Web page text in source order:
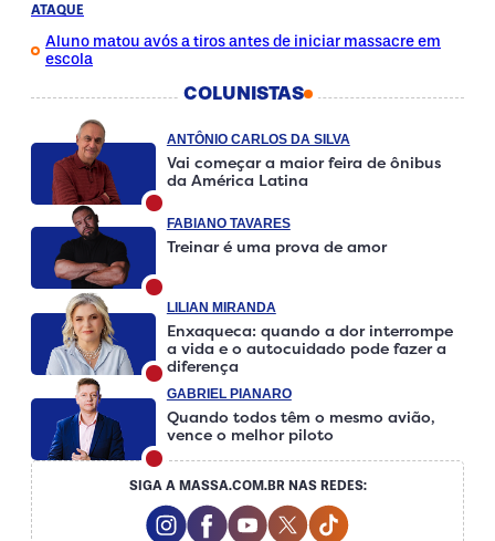
ATAQUE
Aluno matou avós a tiros antes de iniciar massacre em
escola
COLUNISTAS
ANTÔNIO CARLOS DA SILVA
Vai começar a maior feira de ônibus
da América Latina
FABIANO TAVARES
Treinar é uma prova de amor
LILIAN MIRANDA
Enxaqueca: quando a dor interrompe
a vida e o autocuidado pode fazer a
diferença
GABRIEL PIANARO
Quando todos têm o mesmo avião,
vence o melhor piloto
SIGA A MASSA.COM.BR NAS REDES:
Instagram Social Media
Facebook Social Media
Youtube Social Media
Twitter Social Media
Tiktok Social